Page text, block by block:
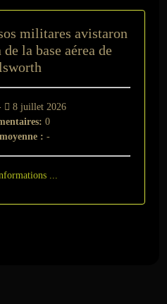
militares avistaron
la base aérea de
8 juillet 2026
0
: -
...